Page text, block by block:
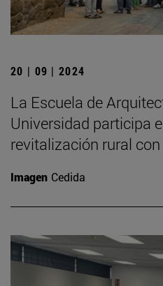
20 | 09 | 2024
La Escuela de
Universidad participa
revitalización rural
Imagen Cedida